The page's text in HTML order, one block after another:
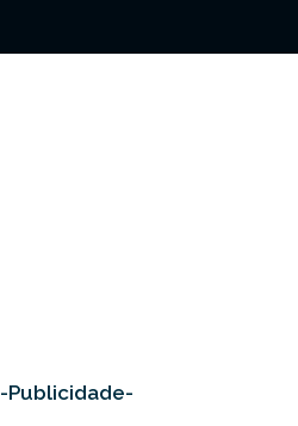
-Publicidade-